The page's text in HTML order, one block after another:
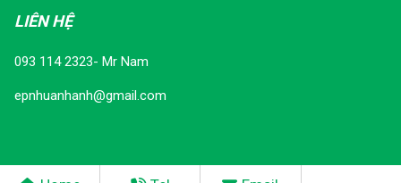
LIÊN HỆ
093 114 2323- Mr Nam
epnhuanhanh@gmail.com
©2023 Nam Thuận Phát